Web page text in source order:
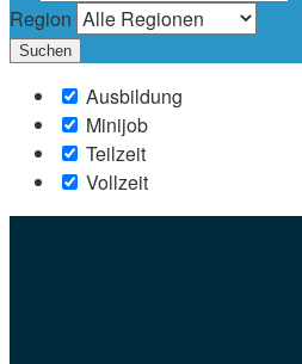
Region
Ausbildung
Minijob
Teilzeit
Vollzeit